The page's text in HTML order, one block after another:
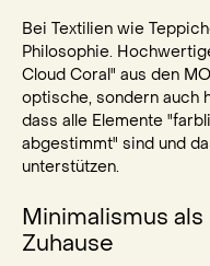
Bei Textilien wie
Philosophie.
Cloud Coral" aus den
optische, sondern auch
dass alle Elemente
abgestimmt" sind und
unterstützen.
Minimalismus
Zuhause